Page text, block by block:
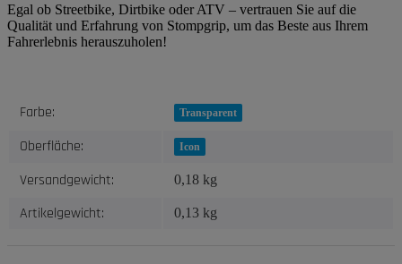
Egal ob Streetbike, Dirtbike oder ATV – vertrauen Sie auf die
Qualität und Erfahrung von Stompgrip, um das Beste aus Ihrem
Fahrerlebnis herauszuholen!
Produkteigenschaft
Wert
Farbe: Transparent
Oberfläche: Icon
Versandgewicht: 0,18 kg
Artikelgewicht: 0,13 kg